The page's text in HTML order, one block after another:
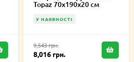
Topaz 70х190х20 см
У НАЯВНОСТІ
9,543 грн.
8,016 грн.